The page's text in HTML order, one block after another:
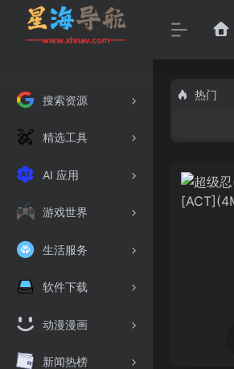
搜索资源
精选工具
AI 应用
游戏世界
生活服务
软件下载
动漫漫画
新闻热榜
热门